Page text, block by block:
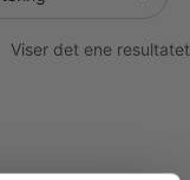
Viser det ene resultatet